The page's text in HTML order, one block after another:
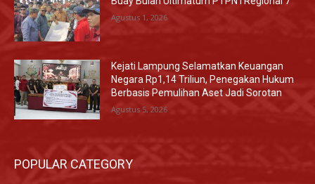
Agustus 1, 2026
Kejati Lampung Selamatkan Keuangan
Negara Rp1,14 Triliun, Penegakan Hukum
Berbasis Pemulihan Aset Jadi Sorotan
Agustus 5, 2026
POPULAR CATEGORY